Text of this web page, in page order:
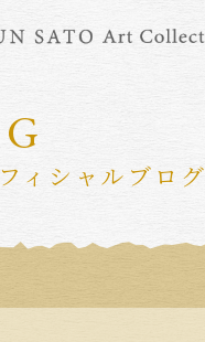
ィシャルブログ